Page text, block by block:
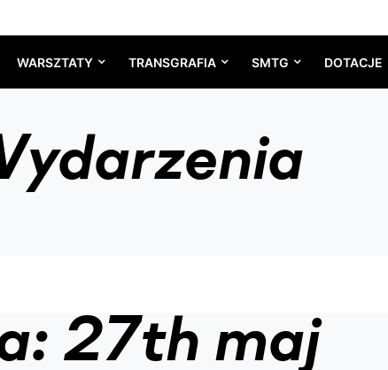
WARSZTATY TRANSGRAFIA SMTG DOTACJE
27th maj